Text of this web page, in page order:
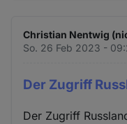
Christian Nentwig
So. 26 Feb 2023 -
Der Zugriff
Der Zugriff